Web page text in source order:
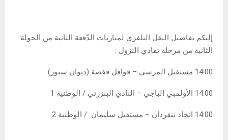
إليكم تفاصيل النقل التلفزي لمباريات الدّفعة الثانية من الجولة
الثانية من مرحلة تفادي النزول :
14:00 مستقبل المرسى – قوافل قفصة (ديوان سبور)
14:00 الأولمبي الباجي – النادي البنزرتي / الوطنية 1
14:00 اتحاد بنقردان – مستقبل سليمان / الوطنية 2